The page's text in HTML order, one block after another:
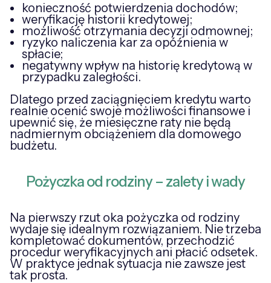
konieczność potwierdzenia dochodów;
weryfikację historii kredytowej;
możliwość otrzymania decyzji odmownej;
ryzyko naliczenia kar za opóźnienia w
spłacie;
negatywny wpływ na historię kredytową w
przypadku zaległości.
Dlatego przed zaciągnięciem kredytu warto
realnie ocenić swoje możliwości finansowe i
upewnić się, że miesięczne raty nie będą
nadmiernym obciążeniem dla domowego
budżetu.
Pożyczka od rodziny – zalety i wady
Na pierwszy rzut oka pożyczka od rodziny
wydaje się idealnym rozwiązaniem. Nie trzeba
kompletować dokumentów, przechodzić
procedur weryfikacyjnych ani płacić odsetek.
W praktyce jednak sytuacja nie zawsze jest
tak prosta.